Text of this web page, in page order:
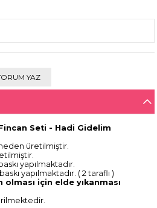
YAZ
Seti - Hadi Gidelim
üretilmiştir.
yapılmaktadır.
yapılmaktadır. ( 2 taraflı )
için elde yıkanması